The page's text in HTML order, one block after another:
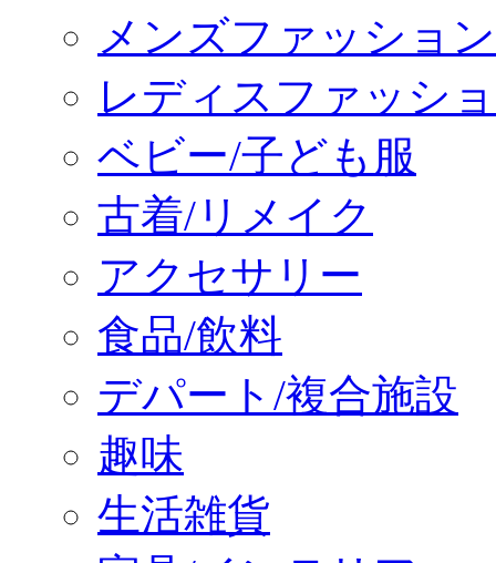
メンズファッション
レディスファッシ
ベビー/子ども服
古着/リメイク
アクセサリー
食品/飲料
デパート/複合施設
趣味
生活雑貨